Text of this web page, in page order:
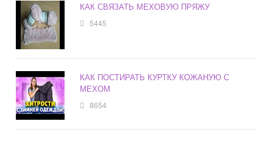
КАК СВЯЗАТЬ МЕХОВУЮ ПРЯЖУ
5445
КАК ПОСТИРАТЬ КУРТКУ КОЖАНУЮ С
МЕХОМ
8654